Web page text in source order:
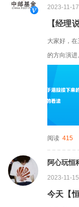
2023-11-
【经理
大家好，
的方向演
对偏弱。
地，前日中
阅读 415
阿心玩恒
2023-11-
今天【